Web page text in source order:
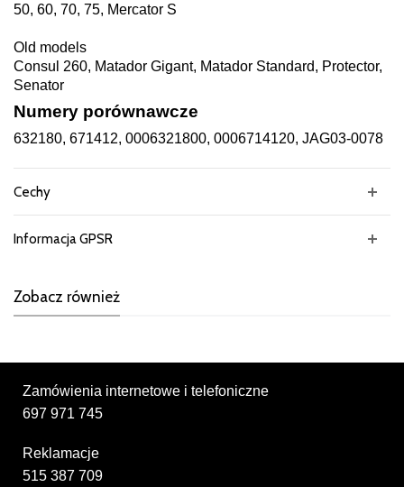
50, 60, 70, 75, Mercator S
Old models
Consul 260, Matador Gigant, Matador Standard, Protector,
Senator
Numery porównawcze
632180, 671412, 0006321800, 0006714120, JAG03-0078
Cechy
Informacja GPSR
Zobacz również
Zamówienia internetowe i telefoniczne
697 971 745
Reklamacje
515 387 709